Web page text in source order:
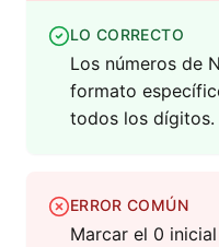
LO CORRECTO
Los números de
formato
todos los dígitos.
ERROR COMÚN
Marcar el 0